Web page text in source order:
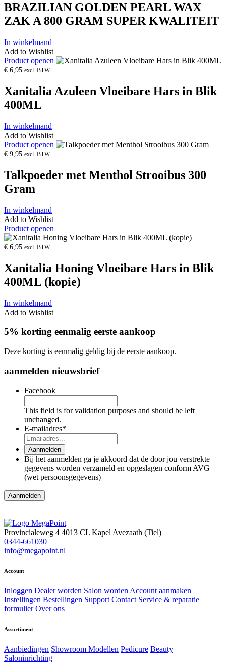
BRAZILIAN GOLDEN PEARL WAX
ZAK A 800 GRAM SUPER KWALITEIT
In winkelmand
Add to Wishlist
Product openen
€ 6,95 excl. BTW
Xanitalia Azuleen Vloeibare Hars in Blik
400ML
In winkelmand
Add to Wishlist
Product openen
€ 9,95 excl. BTW
Talkpoeder met Menthol Strooibus 300
Gram
In winkelmand
Add to Wishlist
Product openen
€ 6,95 excl. BTW
Xanitalia Honing Vloeibare Hars in Blik
400ML (kopie)
In winkelmand
Add to Wishlist
5% korting eenmalig eerste aankoop
Deze korting is eenmalig geldig bij de eerste aankoop.
aanmelden nieuwsbrief
Facebook
This field is for validation purposes and should be left
unchanged.
E-mailadres*
Aanmelden
Bij het aanmelden ga je akkoord dat de door jou verstrekte
gegevens worden verzameld en opgeslagen conform AVG
(wet persoonsgegevens)
Aanmelden
Provincialeweg 4 4013 CL Kapel Avezaath (Tiel)
0344-661030
info@megapoint.nl
Account
Inloggen Dealer worden Salon wordenAccount aanmaken
Instellingen Bestellingen Support Contact Service & reparatie
formulier Over ons
Assortiment
Aanbiedingen Showroom Modellen Pedicure Beauty
Saloninrichting